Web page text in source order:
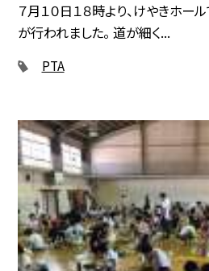
７月１０日１８時より、けやきホ
が行われました。 道が細く...
PTA